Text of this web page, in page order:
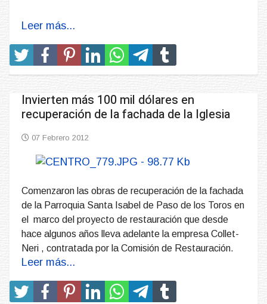
Leer más...
Invierten más 100 mil dólares en
recuperación de la fachada de la Iglesia
07 Febrero 2012
Comenzaron las obras de recuperación de la fachada
de la Parroquia Santa Isabel de Paso de los Toros en
el marco del proyecto de restauración que desde
hace algunos años lleva adelante la empresa Collet-
Neri , contratada por la Comisión de Restauración.
Leer más...